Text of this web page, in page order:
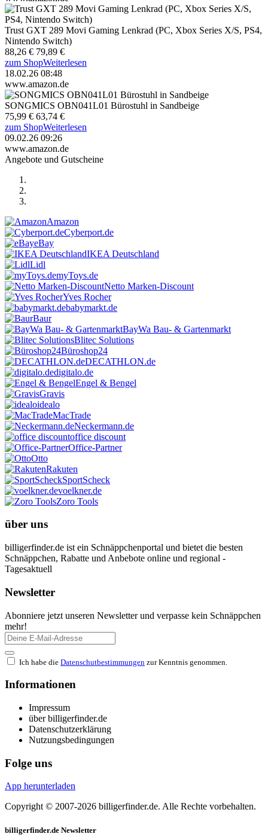
Trust GXT 289 Movi Gaming Lenkrad (PC, Xbox Series X/S, PS4,
Nintendo Switch)
88,26 € 79,89 €
zum ShopWeiterlesen
18.02.26 08:48
www.amazon.de
SONGMICS OBN041L01 Bürostuhl in Sandbeige
75,99 € 63,74 €
zum ShopWeiterlesen
09.02.26 09:26
www.amazon.de
Angebote und Gutscheine
Amazon
Cyberport.de
eBay
IKEA Deutschland
Lidl
myToys.de
Netto Marken-Discount
Yves Rocher
babymarkt.de
Baur
BayWa Bau- & Gartenmarkt
Blitec Solutions
Büroshop24
DECATHLON.de
digitalo.de
Engel & Bengel
Gravis
idealo
MacTrade
Neckermann.de
office discount
Office-Partner
Otto
Rakuten
SportScheck
voelkner.de
Zoro Tools
über uns
billigerfinder.de ist ein Schnäppchenportal und bietet die besten
Schnäppchen, Rabatte und Anbebote online und regional -
Tagesaktuell
Newsletter
Abonniere jetzt unseren Newsletter und verpasse kein Schnäppchen
mehr!
Ich habe die Datenschutbestimmungen zur Kenntnis genommen.
Informationen
Impressum
über billigerfinder.de
Datenschutzerklärung
Nutzungsbedingungen
Folge uns
App herunterladen
Copyright © 2007-2026 billigerfinder.de. Alle Rechte vorbehalten.
billigerfinder.de Newsletter